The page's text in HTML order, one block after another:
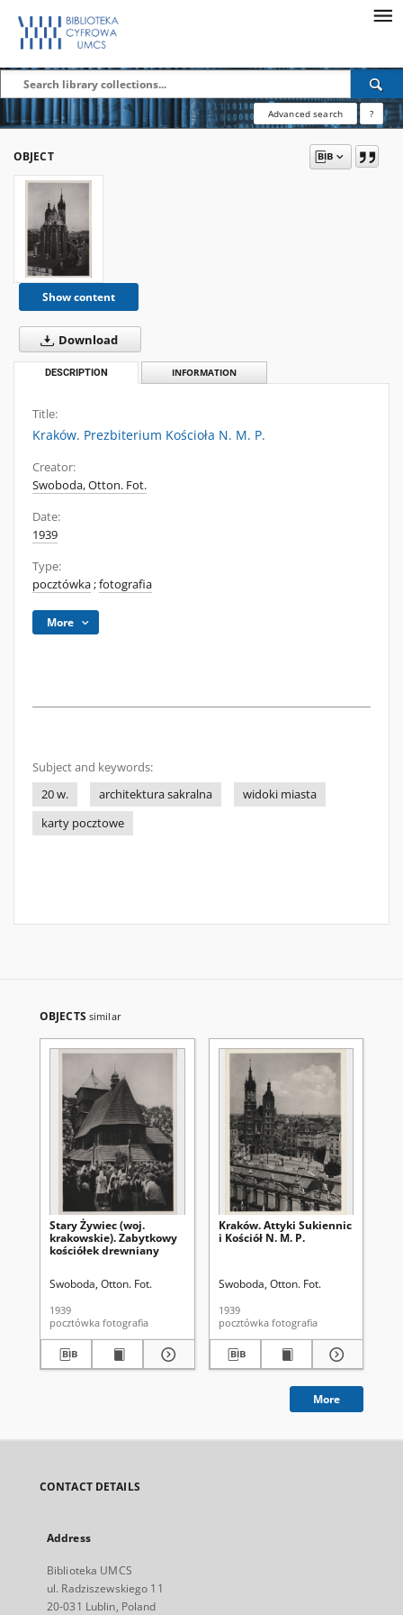
Advanced search ?
OBJECT
Show content
Download
DESCRIPTION INFORMATION
Title:
Kraków. Prezbiterium Kościoła N. M. P.
Creator:
Swoboda, Otton. Fot.
Date:
1939
Type:
pocztówka;fotografia
More
Subject and keywords:
20 w.
architektura sakralna
widoki miasta
karty pocztowe
OBJECTS similar
Stary Żywiec (woj.
krakowskie). Zabytkowy
kościółek drewniany
Swoboda, Otton. Fot.
1939
pocztówka fotografia
Kraków. Attyki Sukiennic
i Kościół N. M. P.
Swoboda, Otton. Fot.
1939
pocztówka fotografia
More
CONTACT DETAILS
Address
Biblioteka UMCS
ul. Radziszewskiego 11
20-031 Lublin, Poland